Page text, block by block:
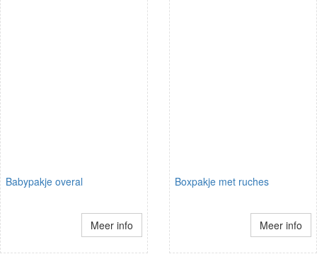
Babypakje overal
Meer info
Boxpakje met ruches
Meer info